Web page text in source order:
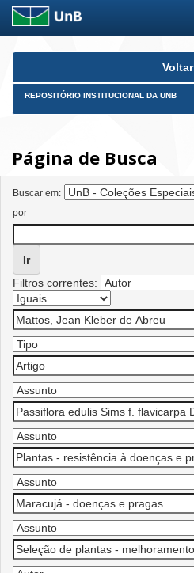
Skip
Voltar
REPOSITÓRIO INSTITUCIONAL DA UNB
Página de Busca
Buscar em:
por
Filtros correntes: